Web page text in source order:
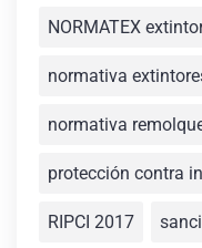
NORMATEX
normativa
normativa
protección contra
RIPCI 2017